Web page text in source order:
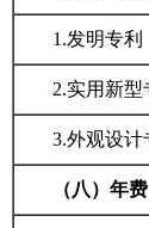
1.发明专利
2.实用新型
3.外观设计
（八）年费